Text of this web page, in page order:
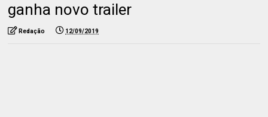
ganha novo trailer
Redação 12/09/2019